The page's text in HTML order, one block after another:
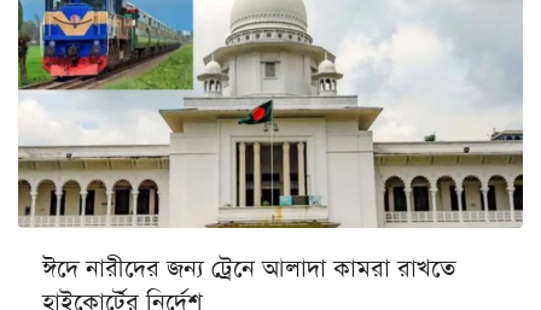
ঈদে নারীদের জন্য ট্রেনে আলাদা কামরা রাখতে
হাইকোর্টের নির্দেশ